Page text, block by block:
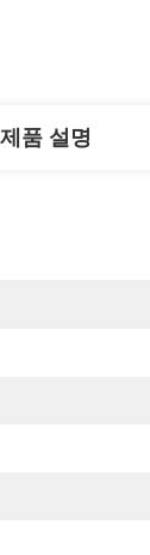
제품 설명